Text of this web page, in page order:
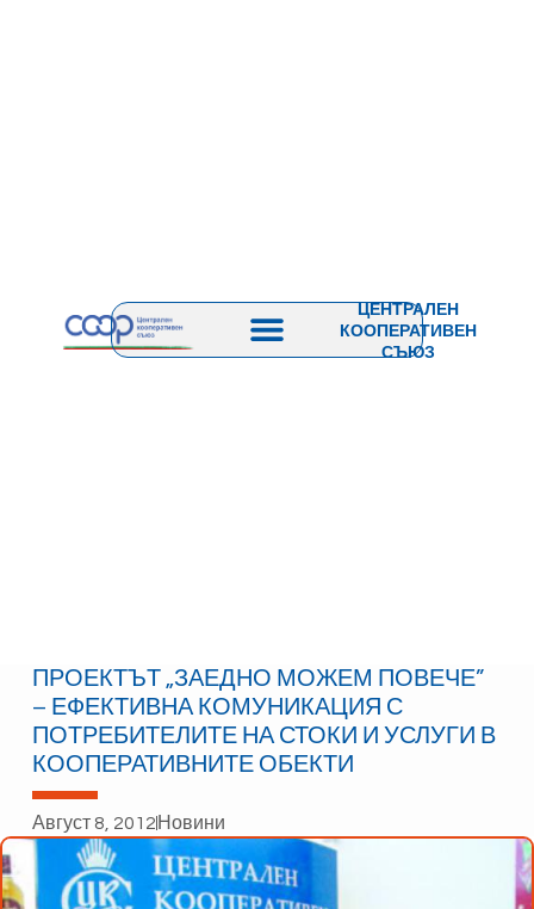
ЦЕНТРАЛЕН
КООПЕРАТИВЕН
СЪЮЗ
ПРОЕКТЪТ „ЗАЕДНО МОЖЕМ ПОВЕЧЕ”
– ЕФЕКТИВНА КОМУНИКАЦИЯ С
ПОТРЕБИТЕЛИТЕ НА СТОКИ И УСЛУГИ В
КООПЕРАТИВНИТЕ ОБЕКТИ
Август 8, 2012Новини